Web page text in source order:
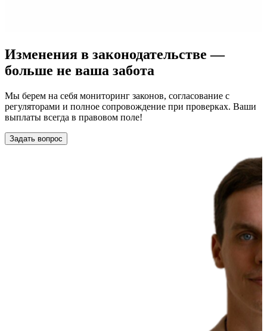
Изменения в законодательстве —
больше не ваша забота
Мы берем на себя мониторинг законов, согласование с
регуляторами и полное сопровождение при проверках. Ваши
выплаты всегда в правовом поле!
Задать вопрос